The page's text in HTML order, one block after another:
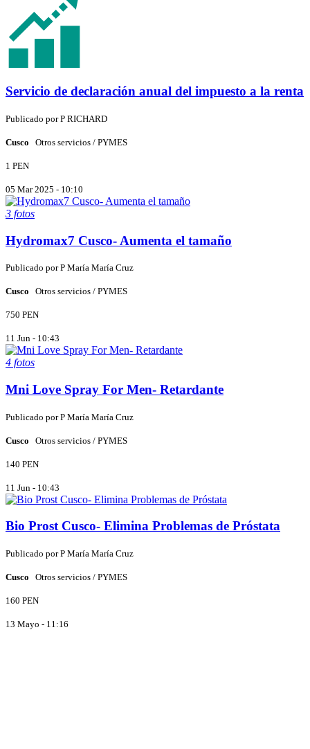
Servicio de declaración anual del impuesto a la renta
Publicado porP RICHARD
Cusco Otros servicios / PYMES
1 PEN
05 Mar 2025 - 10:10
3 fotos
Hydromax7 Cusco- Aumenta el tamaño
Publicado porP María María Cruz
Cusco Otros servicios / PYMES
750 PEN
11 Jun - 10:43
4 fotos
Mni Love Spray For Men- Retardante
Publicado porP María María Cruz
Cusco Otros servicios / PYMES
140 PEN
11 Jun - 10:43
Bio Prost Cusco- Elimina Problemas de Próstata
Publicado porP María María Cruz
Cusco Otros servicios / PYMES
160 PEN
13 Mayo - 11:16